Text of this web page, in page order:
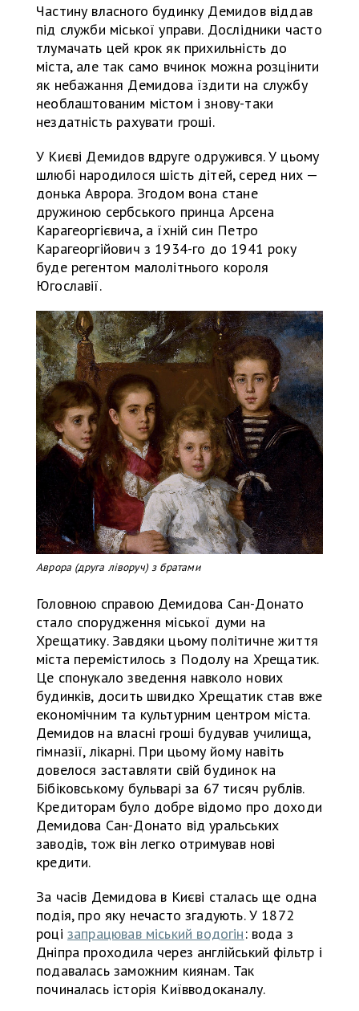
Частину власного будинку Демидов віддав
під служби міської управи. Дослідники часто
тлумачать цей крок як прихильність до
міста, але так само вчинок можна розцінити
як небажання Демидова їздити на службу
необлаштованим містом і знову-таки
нездатність рахувати гроші.
У Києві Демидов вдруге одружився. У цьому
шлюбі народилося шість дітей, серед них —
донька Аврора. Згодом вона стане
дружиною сербського принца Арсена
Карагеоргієвича, а їхній син Петро
Карагеоргійович з 1934-го до 1941 року
буде регентом малолітнього короля
Югославії.
Аврора (друга ліворуч) з братами
Головною справою Демидова Сан-Донато
стало спорудження міської думи на
Хрещатику. Завдяки цьому політичне життя
міста перемістилось з Подолу на Хрещатик.
Це спонукало зведення навколо нових
будинків, досить швидко Хрещатик став вже
економічним та культурним центром міста.
Демидов на власні гроші будував училища,
гімназії, лікарні. При цьому йому навіть
довелося заставляти свій будинок на
Бібіковському бульварі за 67 тисяч рублів.
Кредиторам було добре відомо про доходи
Демидова Сан-Донато від уральських
заводів, тож він легко отримував нові
кредити.
За часів Демидова в Києві сталась ще одна
подія, про яку нечасто згадують. У 1872
році запрацював міський водогін: вода з
Дніпра проходила через англійський фільтр і
подавалась заможним киянам. Так
починалась історія Київводоканалу.